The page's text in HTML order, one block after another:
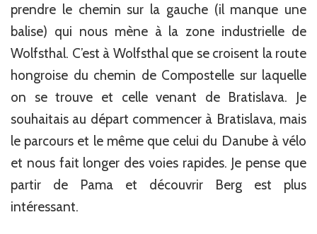
prendre le chemin sur la gauche (il manque une
balise) qui nous mène à la zone industrielle de
Wolfsthal. C’est à Wolfsthal que se croisent la route
hongroise du chemin de Compostelle sur laquelle
on se trouve et celle venant de Bratislava. Je
souhaitais au départ commencer à Bratislava, mais
le parcours et le même que celui du Danube à vélo
et nous fait longer des voies rapides. Je pense que
partir de Pama et découvrir Berg est plus
intéressant.